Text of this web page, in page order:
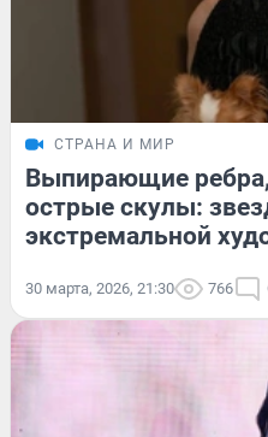
СТРАНА И МИР
Выпирающие
острые скулы:
экстремальной
30 марта, 2026, 21:30 766